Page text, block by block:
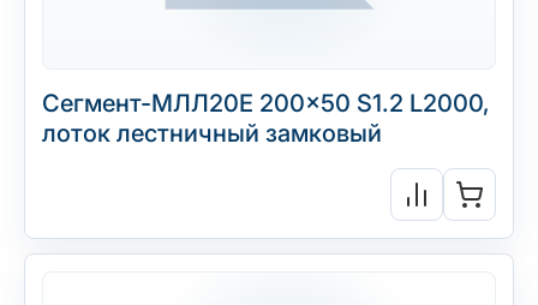
Сегмент-МЛЛ20Е 200×50 S1.2 L2000,
лоток лестничный замковый